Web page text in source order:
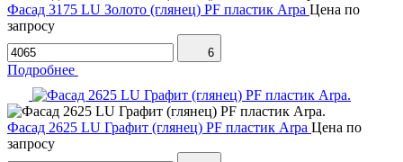
Фасад 3175 LU Золото (глянец) PF пластик Arpa Цена по
запросу
6
Подробнее
Фасад 2625 LU Графит (глянец) PF пластик Arpa Цена по
запросу